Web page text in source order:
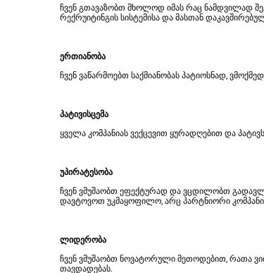
ჩვენ გთავაზობთ მხოლოდ იმას რაც ნამდვილად
რექრუიტინგის სისტემისა და მასთან
ერთიანობა
ჩვენ ვაწარმოებთ საქმიანობას პატიოსნად,
პატივისცემა
ყველა კომპანიას ვექცევით ყურადღებით და
უპირატესობა
ჩვენ ვმუშაობთ ეფექტურად და ვცდილობთ
დავტოვოთ უკმაყოფილო, არც პარტნიორი
ლიდერობა
ჩვენ ვმუშაობთ ნოვატორული მეთოდებით, რათა
თავდადებას.